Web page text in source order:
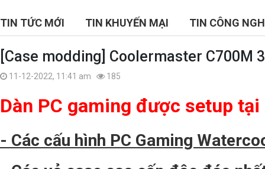
TIN TỨC MỚI TIN KHUYẾN MẠI TIN CÔNG
[Case modding] Coolermaster C700M
11-12-2022, 11:41 am 185
Dàn PC gaming được setup tại
- Các cấu hình PC Gaming